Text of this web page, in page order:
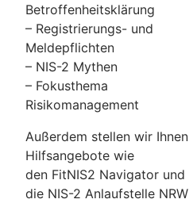
Betroffenheitsklärung
– Registrierungs- und
Meldepflichten
– NIS-2 Mythen
– Fokusthema
Risikomanagement
Außerdem stellen wir Ihnen
Hilfsangebote wie
den FitNIS2 Navigator und
die NIS-2 Anlaufstelle NRW